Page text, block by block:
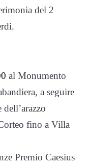
del 2
al Monumento
a seguire
fino a Villa
Premio Caesius